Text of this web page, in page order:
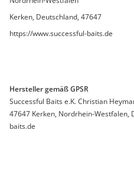
Kerken, Deutschland, 47647
https://www.successful-baits.de
Hersteller gemäß GPSR
Successful Baits e.K. Christian
47647 Kerken, Nordrhein-Westfalen,
baits.de